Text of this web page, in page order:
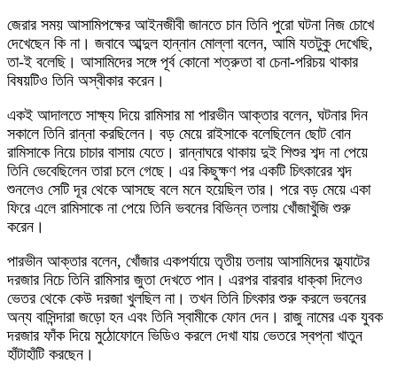
জেরার সময় আসামিপক্ষের আইনজীবী জানতে চান তিনি পুরো ঘটনা নিজ চোখে
দেখেছেন কি না। জবাবে আব্দুল হান্নান মোল্লা বলেন, আমি যতটুকু দেখেছি,
তা-ই বলেছি। আসামিদের সঙ্গে পূর্ব কোনো শত্রুতা বা চেনা-পরিচয় থাকার
বিষয়টিও তিনি অস্বীকার করেন।
একই আদালতে সাক্ষ্য দিয়ে রামিসার মা পারভীন আক্তার বলেন, ঘটনার দিন
সকালে তিনি রান্না করছিলেন। বড় মেয়ে রাইসাকে বলেছিলেন ছোট বোন
রামিসাকে নিয়ে চাচার বাসায় যেতে। রান্নাঘরে থাকায় দুই শিশুর শব্দ না পেয়ে
তিনি ভেবেছিলেন তারা চলে গেছে। এর কিছুক্ষণ পর একটি চিৎকারের শব্দ
শুনলেও সেটি দূর থেকে আসছে বলে মনে হয়েছিল তার। পরে বড় মেয়ে একা
ফিরে এলে রামিসাকে না পেয়ে তিনি ভবনের বিভিন্ন তলায় খোঁজাখুঁজি শুরু
করেন।
পারভীন আক্তার বলেন, খোঁজার একপর্যায়ে তৃতীয় তলায় আসামিদের ফ্ল্যাটের
দরজার নিচে তিনি রামিসার জুতা দেখতে পান। এরপর বারবার ধাক্কা দিলেও
ভেতর থেকে কেউ দরজা খুলছিল না। তখন তিনি চিৎকার শুরু করলে ভবনের
অন্য বাসিন্দারা জড়ো হন এবং তিনি স্বামীকে ফোন দেন। রাজু নামের এক যুবক
দরজার ফাঁক দিয়ে মুঠোফোনে ভিডিও করলে দেখা যায় ভেতরে স্বপ্না খাতুন
হাঁটাহাঁটি করছেন।